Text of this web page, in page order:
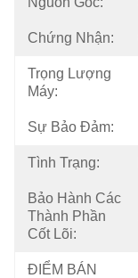
Chứng Nhận:
Trọng Lượng
Máy:
Sự Bảo Đảm:
Tình Trạng:
Bảo Hành Các
Thành Phần
Cốt Lõi:
ĐIỂM BÁN